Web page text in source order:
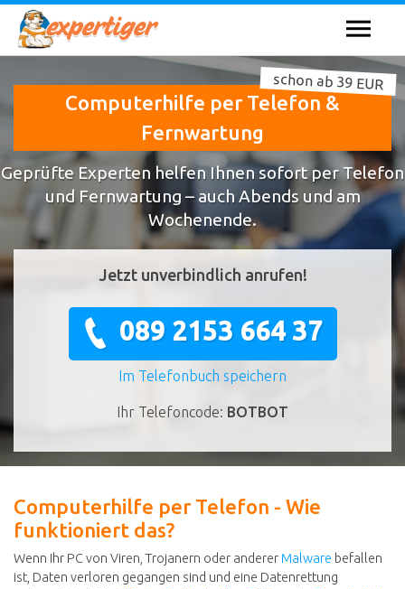
Computerhilfe per Telefon &
Fernwartung
schon ab 39 EUR
Geprüfte Experten helfen Ihnen sofort per Telefon
und Fernwartung – auch Abends und am
Wochenende.
Jetzt unverbindlich anrufen!
089 2153 664 37
Im Telefonbuch speichern
Ihr Telefoncode: BOTBOT
Computerhilfe per Telefon - Wie
funktioniert das?
Wenn Ihr PC von Viren, Trojanern oder anderer Malware befallen
ist, Daten verloren gegangen sind und eine Datenrettung